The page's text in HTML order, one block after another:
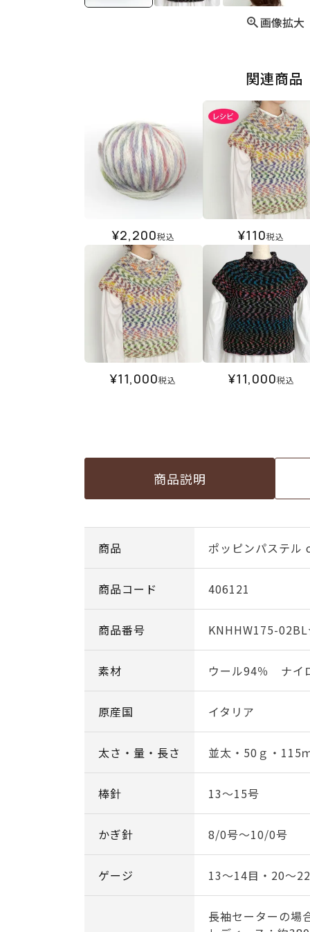
画像拡大
関連商品
¥2,200税込 ¥110税込
¥11,000税込 ¥11,000税込
商品説明
商品 ポッピンパステ
商品コード 406121
商品番号 KNHHW175-
素材 ウール94％ ナイ
原産国 イタリア
太さ・量・長さ 並太・50ｇ・115
棒針 13～15号
かぎ針 8/0号～10/0号
ゲージ 13～14目・20～
長袖セーターの場